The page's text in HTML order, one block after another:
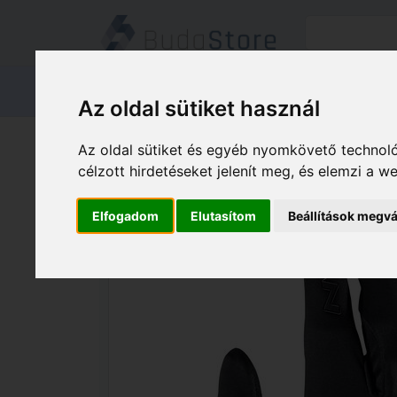
Az oldal sütiket használ
Az oldal sütiket és egyéb nyomkövető
célzott hirdetéseket jelenít meg, és elemzi a
Elfogadom Elutasítom Beállítások
Termékeink HÁZ KERT HOBBY
NORTHWAVE Kesztyű NW téli FAST